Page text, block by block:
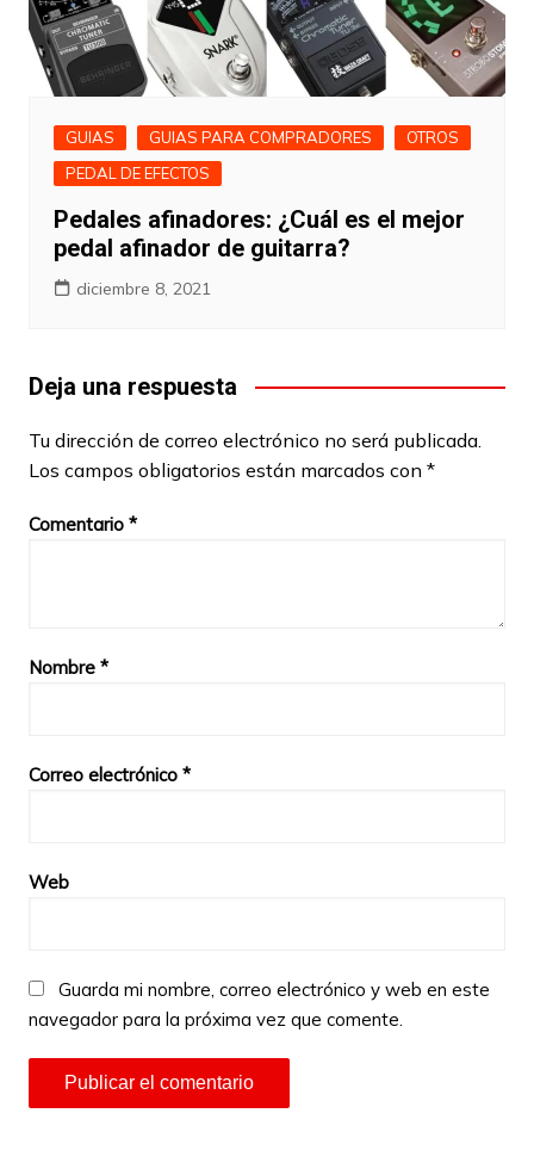
GUIAS GUIAS PARA COMPRADORES
OTROS
PEDAL DE EFECTOS
Pedales afinadores: ¿Cuál es el mejor
pedal afinador de guitarra?
diciembre 8, 2021
Deja una respuesta
Tu dirección de correo electrónico no será publicada.
Los campos obligatorios están marcados con *
Comentario *
Nombre *
Correo electrónico *
Web
Guarda mi nombre, correo electrónico y web en este
navegador para la próxima vez que comente.